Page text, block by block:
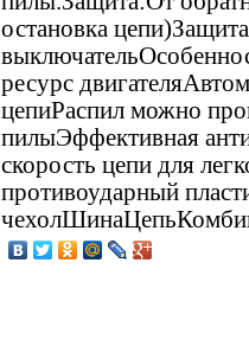
остановка
ресурс
цепиРаспил можно
пилыЭффективная
скорость цепи для
противоударный